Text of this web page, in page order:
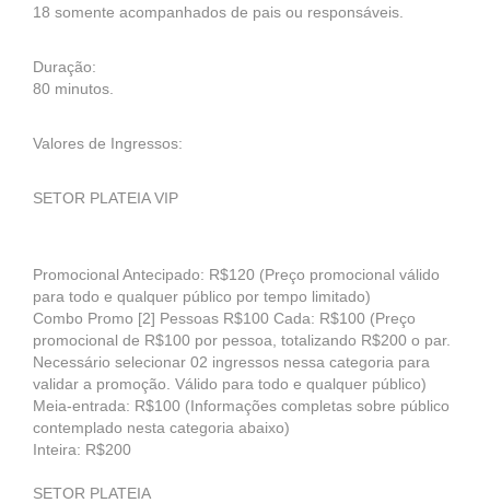
18 somente acompanhados de pais ou responsáveis.
Duração:
80 minutos.
Valores de Ingressos:
SETOR PLATEIA VIP
Promocional Antecipado: R$120 (Preço promocional válido
para todo e qualquer público por tempo limitado)
Combo Promo [2] Pessoas R$100 Cada: R$100 (Preço
promocional de R$100 por pessoa, totalizando R$200 o par.
Necessário selecionar 02 ingressos nessa categoria para
validar a promoção. Válido para todo e qualquer público)
Meia-entrada: R$100 (Informações completas sobre público
contemplado nesta categoria abaixo)
Inteira: R$200
SETOR PLATEIA